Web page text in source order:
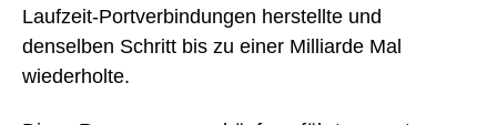
Laufzeit-Portverbindungen herstellte und
denselben Schritt bis zu einer Milliarde Mal
wiederholte.